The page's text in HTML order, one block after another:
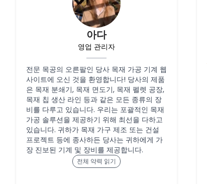
아다
영업 관리자
전문 목공의 오른팔인 당사 목재 가공 기계 웹
사이트에 오신 것을 환영합니다! 당사의 제품
은 목재 분쇄기, 목재 면도기, 목재 펠렛 공장,
목재 칩 생산 라인 등과 같은 모든 종류의 장
비를 다루고 있습니다. 우리는 포괄적인 목재
가공 솔루션을 제공하기 위해 최선을 다하고
있습니다. 귀하가 목재 가구 제조 또는 건설
프로젝트 등에 종사하든 당사는 귀하에게 가
장 진보된 기계 및 장비를 제공합니다.
전체 약력 읽기